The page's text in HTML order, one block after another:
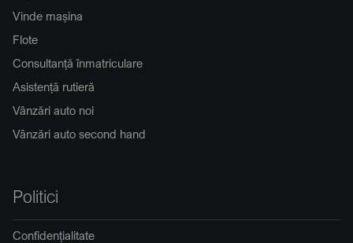
Vinde mașina
Flote
Consultanță înmatriculare
Asistență rutieră
Vânzări auto noi
Vânzări auto second hand
Politici
Confidențialitate